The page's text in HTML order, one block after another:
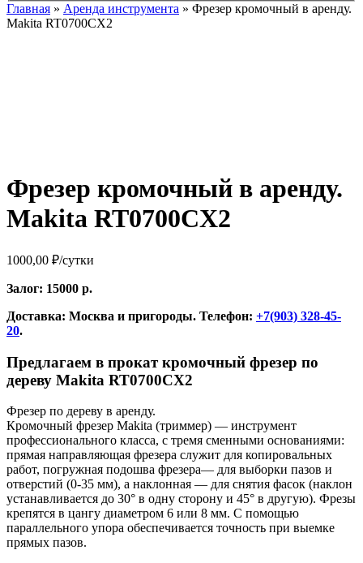
Главная » Аренда инструмента » Фрезер кромочный в аренду.
Makita RT0700CX2
Фрезер кромочный в аренду.
Makita RT0700CX2
1000,00 ₽/сутки
Залог: 15000 р.
Доставка: Москва и пригороды. Телефон: +7(903) 328-45-
20.
Предлагаем в прокат кромочный фрезер по
дереву Makita RT0700CX2
Фрезер по дереву в аренду.
Кромочный фрезер Makita (триммер) — инструмент
профессионального класса, с тремя сменными основаниями:
прямая направляющая фрезера служит для копировальных
работ, погружная подошва фрезера— для выборки пазов и
отверстий (0-35 мм), а наклонная — для снятия фасок (наклон
устанавливается до 30° в одну сторону и 45° в другую). Фрезы
крепятся в цангу диаметром 6 или 8 мм. С помощью
параллельного упора обеспечивается точность при выемке
прямых пазов.